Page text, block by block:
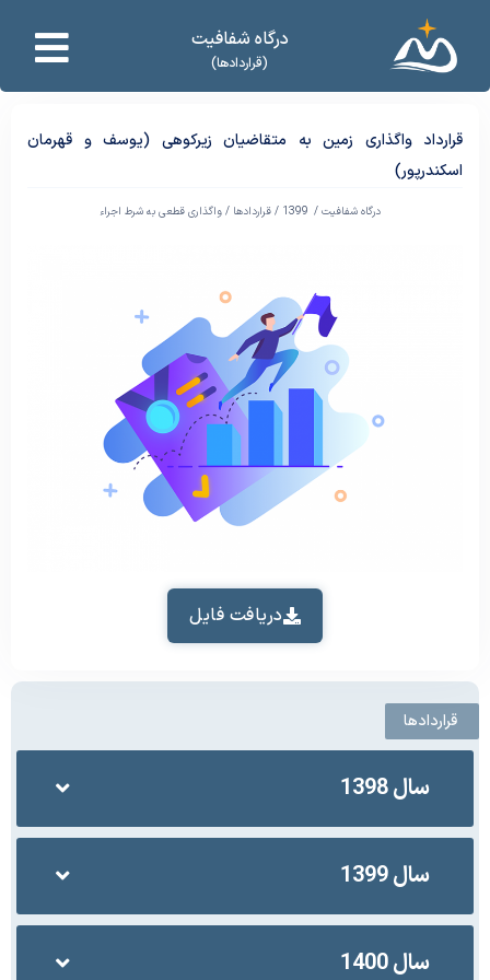
درگاه شفافیت
(قراردادها)
قراردادها
سال 1398
سال 1399
سال 1400
قرارداد واگذاری زمین به متقاضیان زیرکوهی (یوسف و قهرمان
اسکندرپور)
درگاه شفافیت / 1399
/قراردادها /واگذاری قطعی به شرط اجراء
دریافت فایل